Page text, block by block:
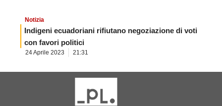
Notizia
Indigeni ecuadoriani rifiutano negoziazione di voti
con favori politici
24 Aprile 2023 21:31